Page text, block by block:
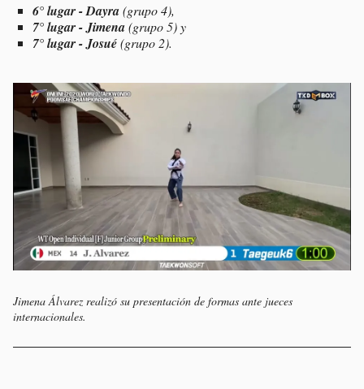
6° lugar - Dayra(grupo 4),
7° lugar - Jimena(grupo 5) y
7° lugar - Josué(grupo 2).
Jimena Álvarez realizó su presentación de formas ante jueces
internacionales.